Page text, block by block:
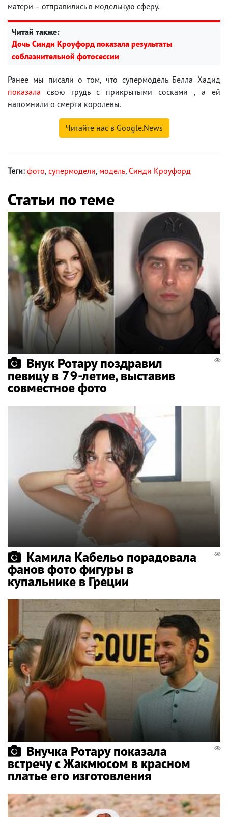
матери – отправились в модельную сферу.
Читай также:
Дочь Синди Кроуфорд показала результаты
соблазнительной фотосессии
Ранее мы писали о том, что супермодель Белла Хадид
показала свою грудь с прикрытыми сосками , а ей
напомнили о смерти королевы.
Читайте нас в Google.News
Теги: фото, супермодели, модель, Синди Кроуфорд
Статьи по теме
Внук Ротару поздравил
певицу в 79-летие, выставив
совместное фото
Камила Кабельо порадовала
фанов фото фигуры в
купальнике в Греции
Внучка Ротару показала
встречу с Жакмюсом в красном
платье его изготовления